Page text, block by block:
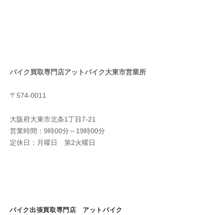
バイク買取専門店アットバイク大東市営業所
〒574-0011
大阪府大東市北条1丁目7-21
営業時間：9時00分～19時00分
定休日：月曜日 第2火曜日
バイク出張買取専門店 アットバイク